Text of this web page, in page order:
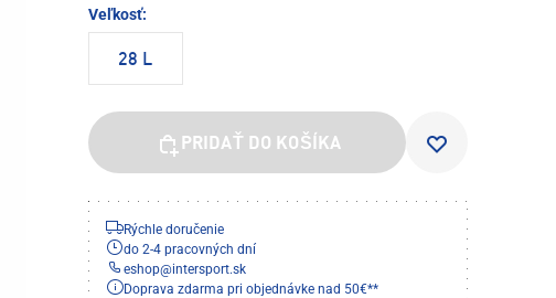
Veľkosť:
28 L
PRIDAŤ DO KOŠÍKA
Rýchle doručenie
do 2-4 pracovných dní
eshop@intersport.sk
Doprava zdarma pri objednávke nad 50€**